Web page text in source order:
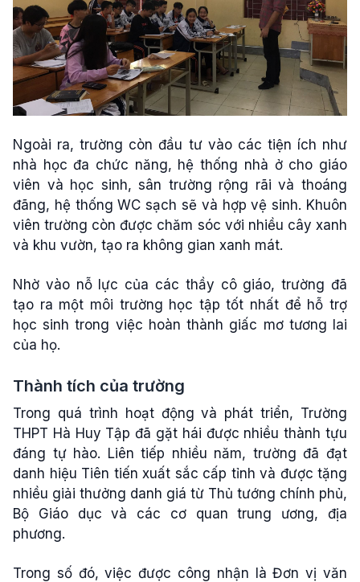
Ngoài ra, trường còn đầu tư vào các tiện ích như
nhà học đa chức năng, hệ thống nhà ở cho giáo
viên và học sinh, sân trường rộng rãi và thoáng
đãng, hệ thống WC sạch sẽ và hợp vệ sinh. Khuôn
viên trường còn được chăm sóc với nhiều cây xanh
và khu vườn, tạo ra không gian xanh mát.
Nhờ vào nỗ lực của các thầy cô giáo, trường đã
tạo ra một môi trường học tập tốt nhất để hỗ trợ
học sinh trong việc hoàn thành giấc mơ tương lai
của họ.
Thành tích của trường
Trong quá trình hoạt động và phát triển, Trường
THPT Hà Huy Tập đã gặt hái được nhiều thành tựu
đáng tự hào. Liên tiếp nhiều năm, trường đã đạt
danh hiệu Tiên tiến xuất sắc cấp tỉnh và được tặng
nhiều giải thưởng danh giá từ Thủ tướng chính phủ,
Bộ Giáo dục và các cơ quan trung ương, địa
phương.
Trong số đó, việc được công nhận là Đơn vị văn